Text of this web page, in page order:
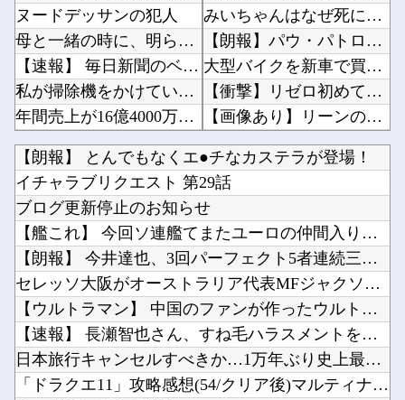
ヌードデッサンの犯人
母と一緒の時に、明らかに足に障害がある方が歩いていた。母「なんであんな歩き方なの？ふざけて...
【速報】 毎日新聞のベテラン記者を逮捕 包丁で夫を脅した容疑
私が掃除機をかけていた。無職の彼が床で寝ていた → 外では生きていけないダメ男はこちらです...
年間売上が16億4000万円を超える「1人事業者」がAIの支援を受けて2年で約3倍に急増
【ななし】 じーにあす、遊戯王で今月もダイヤ到達！『先生もう笑うしかなくなっとりますやん』...
【画像】 はいだしょうこ（47）「こんなオバサンでいいの…？」
【櫻坂46】 山下瞳月さん、破天荒すぎる生き方がこちら
Powered by livedoor 相互RSS
みいちゃんはなぜ死に追いやられたか？→覚醒剤の入手ルート持ってるような半グレに目を付けられ...
【朗報】パウ・パトロールのスカイとか言うドスケベ雌犬?ｗｗｗｗｗｗｗｗｗｗｗｗ他
大型バイクを新車で買うならカワサキZ900RSとホンダCB1000Fどっち？他
【衝撃】リゼロ初めて見てるんだけど別に主人公うざくなくね？？？？他
【画像あり】リーンの翼とかいう物語のエンディングが富野作品の中でも屈指の美しさを誇る作品他
【ウマ娘】シットの炎がファイヤーしてそうなスティルインラブ（セーラーマーズ衣装）他
【悲報】茂木敏充外相、『大炎上』してしまう！！！！！！！他
【画像】芸人コンビ完熟フレッシュの池田レイラ(21)さん、やらしく実ってしまうｗｗｗｗｗｗ...
【.LIVE】ジェノミクスあんま強そうじゃない割に高そうという恐竜デッキの宿命を背負ってる...
『みんなのGOLF WORLD』、改善に向けてアプデ計画公表他
友達とPCで遊んでるんだがキーボードとマウス使った方がいいゲームでも頑なにパッド使いたがる...
韓国人「日本が韓国文学が完全に定着！ブームを超えて一つのジャンルとして日本人全員に愛されて...
『メイドインアビス』ってマジで深い作品じゃね？他
【朗報】 とんでもなくエ●チなカステラが登場！
イチャラブリクエスト 第29話
ブログ更新停止のお知らせ
【艦これ】 今回ソ連艦てまたユーロの仲間入りしとんのか
【朗報】 今井達也、3回パーフェクト5者連続三振！
セレッソ大阪がオーストラリア代表MFジャクソン・アーバインを...
【ウルトラマン】 中国のファンが作ったウルトラ問題児一覧ｗｗ...
【速報】 長瀬智也さん、すね毛ハラスメントを謝罪「不快な思い...
日本旅行キャンセルすべきか…1万年ぶり史上最大級の火山の兆し...
「ドラクエ11」攻略感想(54/クリア後)マルティナの「しん...